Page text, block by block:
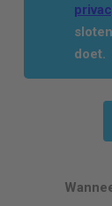
doet.